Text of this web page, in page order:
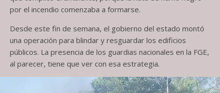
por el incendio comenzaba a formarse.
Desde este fin de semana, el gobierno del estado montó
una operación para blindar y resguardar los edificios
públicos. La presencia de los guardias nacionales en la FGE,
al parecer, tiene que ver con esa estrategia.